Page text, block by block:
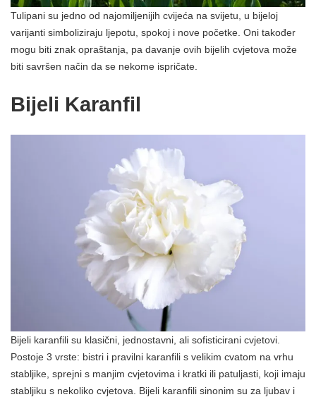
Tulipani su jedno od najomiljenijih cvijeća na svijetu, u bijeloj
varijanti simboliziraju ljepotu, spokoj i nove početke. Oni također
mogu biti znak opraštanja, pa davanje ovih bijelih cvjetova može
biti savršen način da se nekome ispričate.
Bijeli Karanfil
Bijeli karanfili su klasični, jednostavni, ali sofisticirani cvjetovi.
Postoje 3 vrste: bistri i pravilni karanfili s velikim cvatom na vrhu
stabljike, sprejni s manjim cvjetovima i kratki ili patuljasti, koji imaju
stabljiku s nekoliko cvjetova. Bijeli karanfili sinonim su za ljubav i